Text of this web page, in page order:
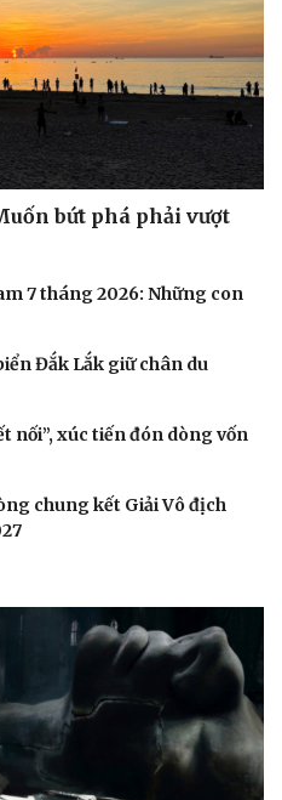
bứt phá phải vượt
7 tháng 2026: Những con
Đắk Lắk giữ chân du
nối”, xúc tiến đón dòng vốn
chung kết Giải Vô địch